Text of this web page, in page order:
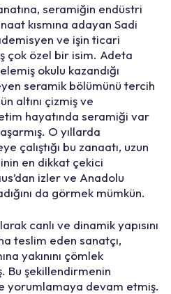
seramiğin endüstri
kısmına adayan Sadi
ve işin ticari
çok özel bir isim. Adeta
okulu kazandığı
seramik bölümünü tercih
altını çizmiş ve
hayatında seramiği var
O yıllarda
çalıştığı bu zanaatı, uzun
en dikkat çekici
izler ve Anadolu
da görmek mümkün.
canlı ve dinamik yapısını
teslim eden sanatçı,
yakınını çömlek
Bu şekillendirmenin
yorumlamaya devam etmiş.